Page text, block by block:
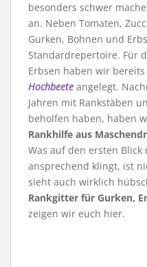
besonders schwer
an. Neben Tomaten,
Gurken, Bohnen und
Standardrepertoire. Für
Erbsen haben wir
Hochbeete angelegt.
Jahren mit Rankstäben
beholfen haben, haben
Rankhilfe aus
Was auf den ersten Blick
ansprechend klingt, ist
sieht auch wirklich
Rankgitter für Gurken,
zeigen wir euch hier.